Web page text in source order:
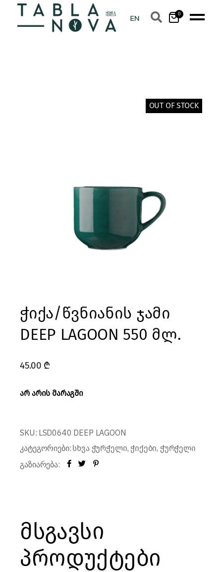
0
OUT OF STOCK
ჭიქა/წვნიანის ჯამი
DEEP LAGOON 550 მლ.
45.00 ₾
არ არის მარაგში
SKU: LSD0640 DEEP LAGOON
კატეგორიები: სხვა ჭურჭელი, ჭიქები, ჭურჭელი
გაზიარება:
მსგავსი
პროდუქტები